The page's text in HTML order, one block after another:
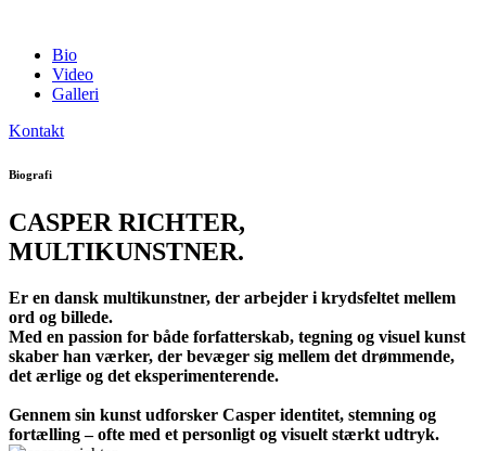
Bio
Video
Galleri
Kontakt
Biografi
CASPER RICHTER,
MULTIKUNSTNER.
Er en dansk multikunstner, der arbejder i krydsfeltet mellem
ord og billede.
Med en passion for både forfatterskab, tegning og visuel kunst
skaber han værker, der bevæger sig mellem det drømmende,
det ærlige og det eksperimenterende.
Gennem sin kunst udforsker Casper identitet, stemning og
fortælling – ofte med et personligt og visuelt stærkt udtryk.